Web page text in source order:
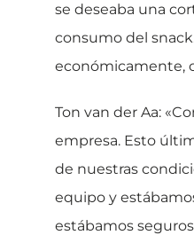
se deseaba una
consumo del
económicamente,
Ton van der Aa:
empresa. Esto
de nuestras
equipo y
estábamos